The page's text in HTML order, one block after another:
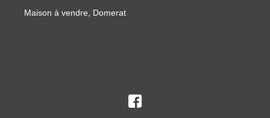
Maison à vendre, Domerat